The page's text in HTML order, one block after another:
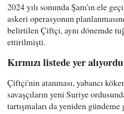
2024 yılı sonunda Şam'ın ele
askeri operasyonun
belirtilen Çiftçi, aynı dönemde
ettirilmişti.
Kırmızı listede yer alıyordu
Çiftçi'nin atanması, yabancı
savaşçıların yeni Suriye
tartışmaları da yeniden